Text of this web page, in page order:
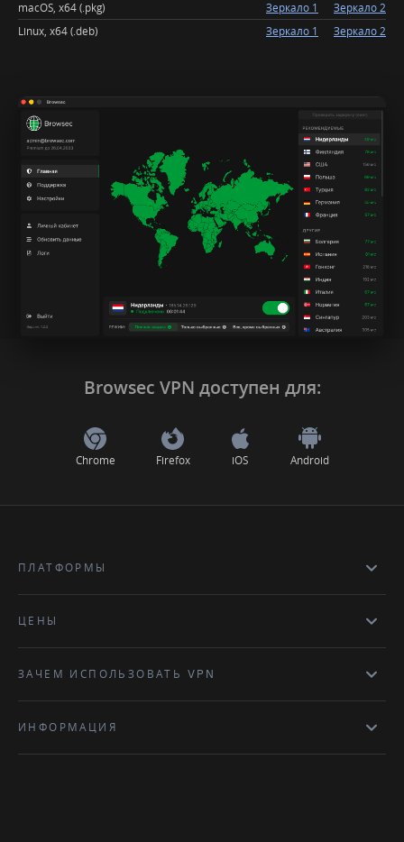
macOS, x64 (.pkg)
Зеркало 1
Зеркало 2
Linux, x64 (.deb)
Зеркало 1 Зеркало 2
Browsec VPN доступен для:
Chrome Firefox iOS Android
ПЛАТФОРМЫ
ЦЕНЫ
ЗАЧЕМ ИСПОЛЬЗОВАТЬ VPN
ИНФОРМАЦИЯ